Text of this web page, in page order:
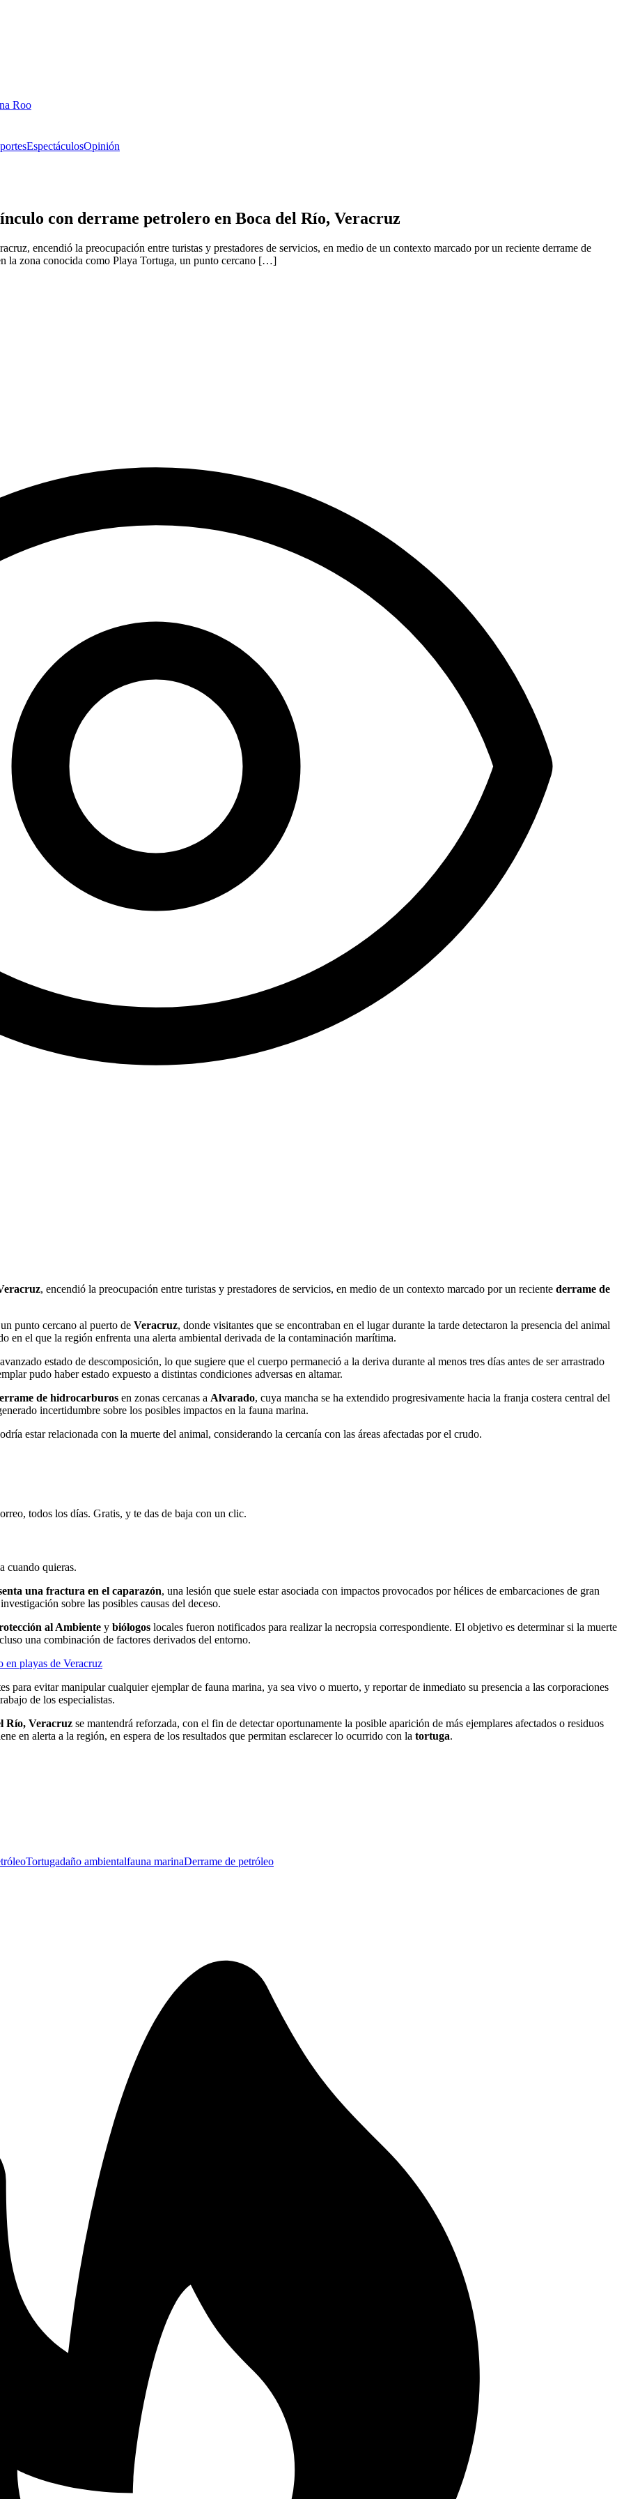
Roo
EspectáculosOpinión
con derrame petrolero en Boca del Río, Veracruz
encendió la preocupación entre turistas y prestadores de servicios, en medio de un contexto marcado por un reciente derrame de
la zona conocida como Playa Tortuga, un punto cercano […]
, encendió la preocupación entre turistas y prestadores de servicios, en medio de un contexto marcado por un reciente derrame de
punto cercano al puerto de Veracruz, donde visitantes que se encontraban en el lugar durante la tarde detectaron la presencia del animal
en el que la región enfrenta una alerta ambiental derivada de la contaminación marítima.
estado de descomposición, lo que sugiere que el cuerpo permaneció a la deriva durante al menos tres días antes de ser arrastrado
pudo haber estado expuesto a distintas condiciones adversas en altamar.
de hidrocarburos en zonas cercanas a Alvarado, cuya mancha se ha extendido progresivamente hacia la franja costera central del
incertidumbre sobre los posibles impactos en la fauna marina.
estar relacionada con la muerte del animal, considerando la cercanía con las áreas afectadas por el crudo.
todos los días. Gratis, y te das de baja con un clic.
cuando quieras.
una fractura en el caparazón, una lesión que suele estar asociada con impactos provocados por hélices de embarcaciones de gran
sobre las posibles causas del deceso.
al Ambiente y biólogos locales fueron notificados para realizar la necropsia correspondiente. El objetivo es determinar si la muerte
una combinación de factores derivados del entorno.
en playas de Veracruz
para evitar manipular cualquier ejemplar de fauna marina, ya sea vivo o muerto, y reportar de inmediato su presencia a las corporaciones
de los especialistas.
Río, Veracruz se mantendrá reforzada, con el fin de detectar oportunamente la posible aparición de más ejemplares afectados o residuos
en alerta a la región, en espera de los resultados que permitan esclarecer lo ocurrido con la tortuga.
Tortugadaño ambientalfauna marinaDerrame de petróleo